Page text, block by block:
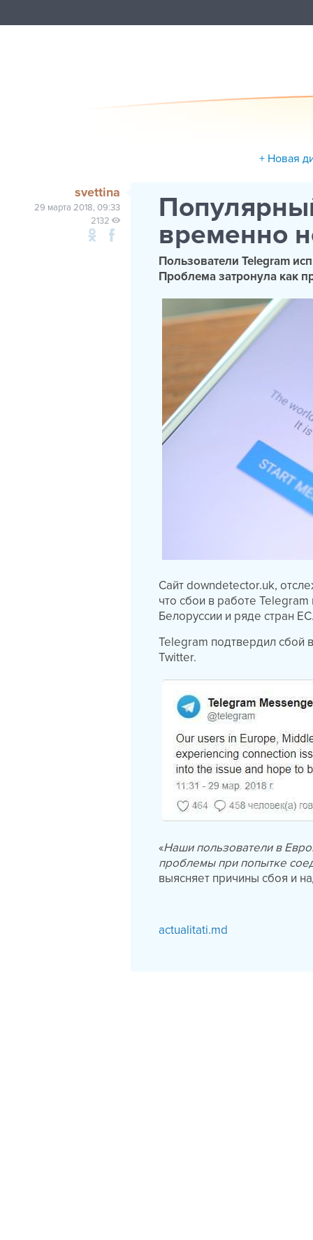
+ Новая
svettina
29 марта 2018, 09:33
2132
временно
Пользователи Telegram
Проблема затронула как
Сайт downdetector.uk,
что сбои в работе
Белоруссии и ряде стран
Telegram подтвердил сбой
Twitter.
«Наши пользователи в
проблемы при попытке
выясняет причины сбоя и
actualitati.md